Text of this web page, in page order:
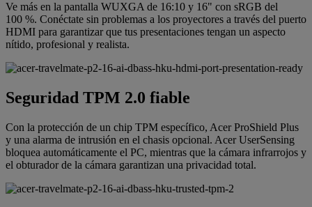
Ve más en la pantalla WUXGA de 16:10 y 16" con sRGB del
100 %. Conéctate sin problemas a los proyectores a través del puerto
HDMI para garantizar que tus presentaciones tengan un aspecto
nítido, profesional y realista.
Seguridad TPM 2.0 fiable
Con la protección de un chip TPM específico, Acer ProShield Plus
y una alarma de intrusión en el chasis opcional. Acer UserSensing
bloquea automáticamente el PC, mientras que la cámara infrarrojos y
el obturador de la cámara garantizan una privacidad total.